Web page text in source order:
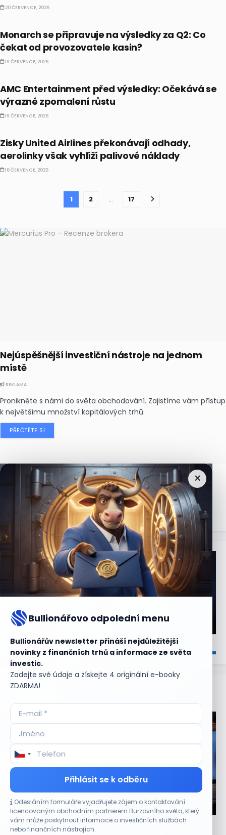
20 ČERVENCE, 2026
Monarch se připravuje na výsledky za Q2: Co
čekat od provozovatele kasin?
19 ČERVENCE, 2026
AMC Entertainment před výsledky: Očekává se
výrazné zpomalení růstu
19 ČERVENCE, 2026
Zisky United Airlines překonávají odhady,
aerolinky však vyhlíží palivové náklady
16 ČERVENCE, 2026
1 2 … 17
Nejúspěšnější investiční nástroje na jednom
místě
REKLAMA
Pronikněte s námi do světa obchodování. Zajistíme vám přístup
k největšímu množství kapitálových trhů.
PŘEČTĚTE SI
×
Bullionářovo odpolední menu
Bullionářův newsletter přináší nejdůležitější
novinky z finančních trhů a informace ze světa
investic.
Zadejte své údaje a získejte 4 originální e-booky
ZDARMA!
Přihlásit se k odběru
Odesláním formuláře vyjadřujete zájem o kontaktování
licencovaným obchodním partnerem Burzovního světa, který
vám může poskytnout informace o investičních službách
nebo finančních nástrojích.
Nejčtenějšízprávy
Aktuální
CO HÝBE TRHEM
Jalapeňová kauza tlačí akcie Chipotle níž.